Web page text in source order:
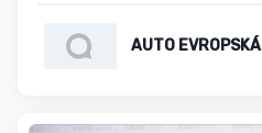
AUTO EVROPSKÁ